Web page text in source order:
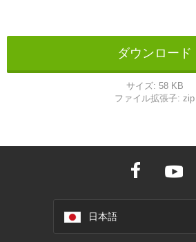
ダウンロード
サイズ: 58 KB
ファイル拡張子: zip
日本語